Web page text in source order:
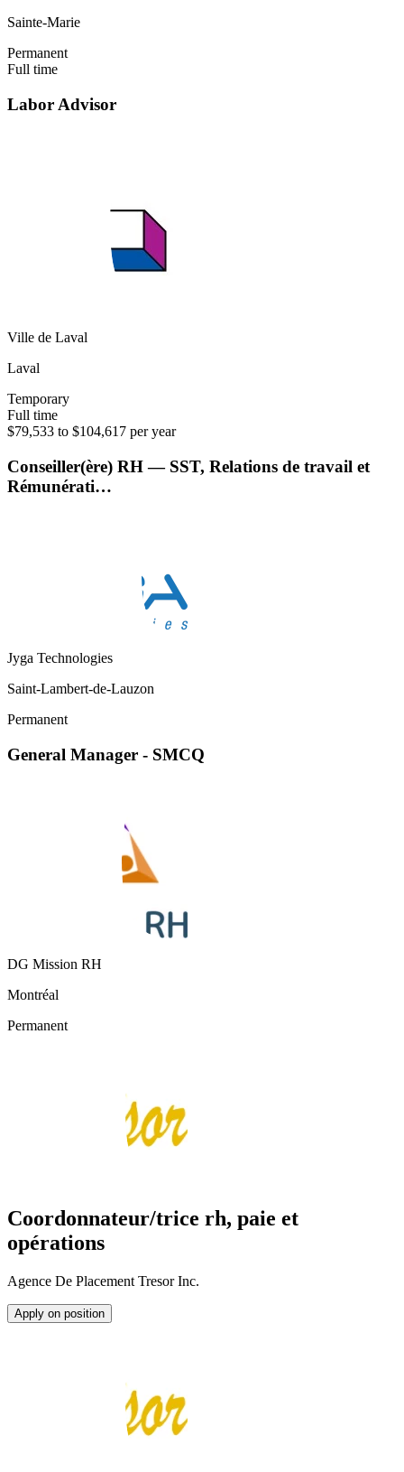
Sainte-Marie
Permanent
Full time
Labor Advisor
Ville de Laval
Laval
Temporary
Full time
$79,533 to $104,617 per year
Conseiller(ère) RH — SST, Relations de travail et
Rémunérati…
Jyga Technologies
Saint-Lambert-de-Lauzon
Permanent
General Manager - SMCQ
DG Mission RH
Montréal
Permanent
Coordonnateur/trice rh, paie et
opérations
Agence De Placement Tresor Inc.
Apply on position